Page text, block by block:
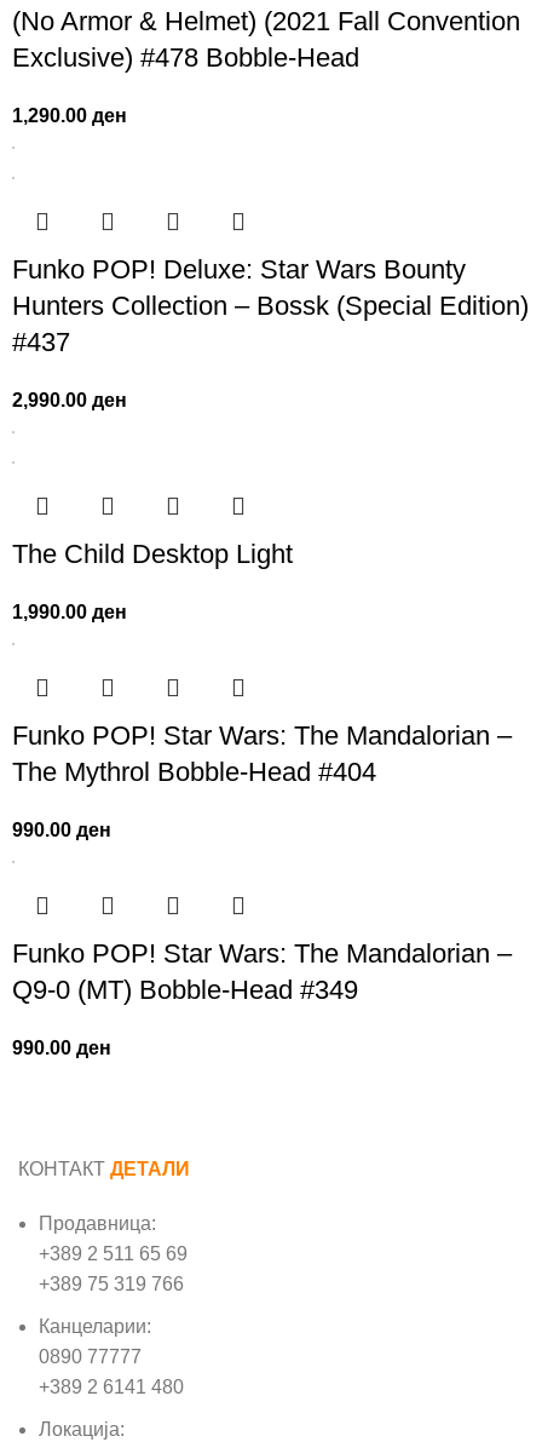
(No Armor & Helmet) (2021 Fall Convention
Exclusive) #478 Bobble-Head
1,290.00ден
Funko POP! Deluxe: Star Wars Bounty
Hunters Collection – Bossk (Special Edition)
#437
2,990.00ден
The Child Desktop Light
1,990.00ден
Funko POP! Star Wars: The Mandalorian –
The Mythrol Bobble-Head #404
990.00ден
Funko POP! Star Wars: The Mandalorian –
Q9-0 (MT) Bobble-Head #349
990.00ден
КОНТАКТ ДЕТАЛИ
Продавница:
+389 2 511 65 69
+389 75 319 766
Канцеларии:
0890 77777
+389 2 6141 480
Локација: